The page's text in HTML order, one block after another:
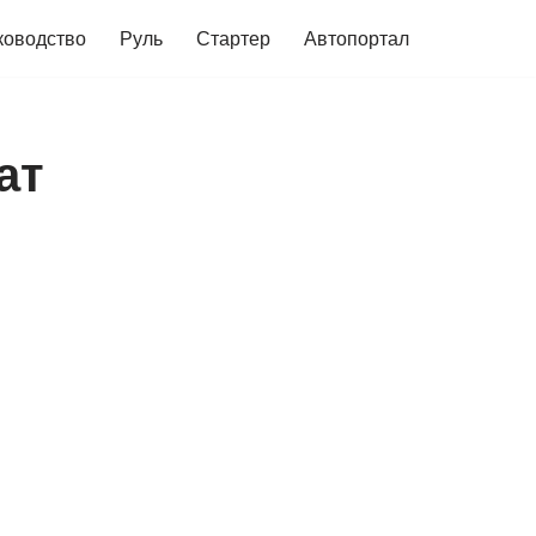
Руль Стартер Автопортал